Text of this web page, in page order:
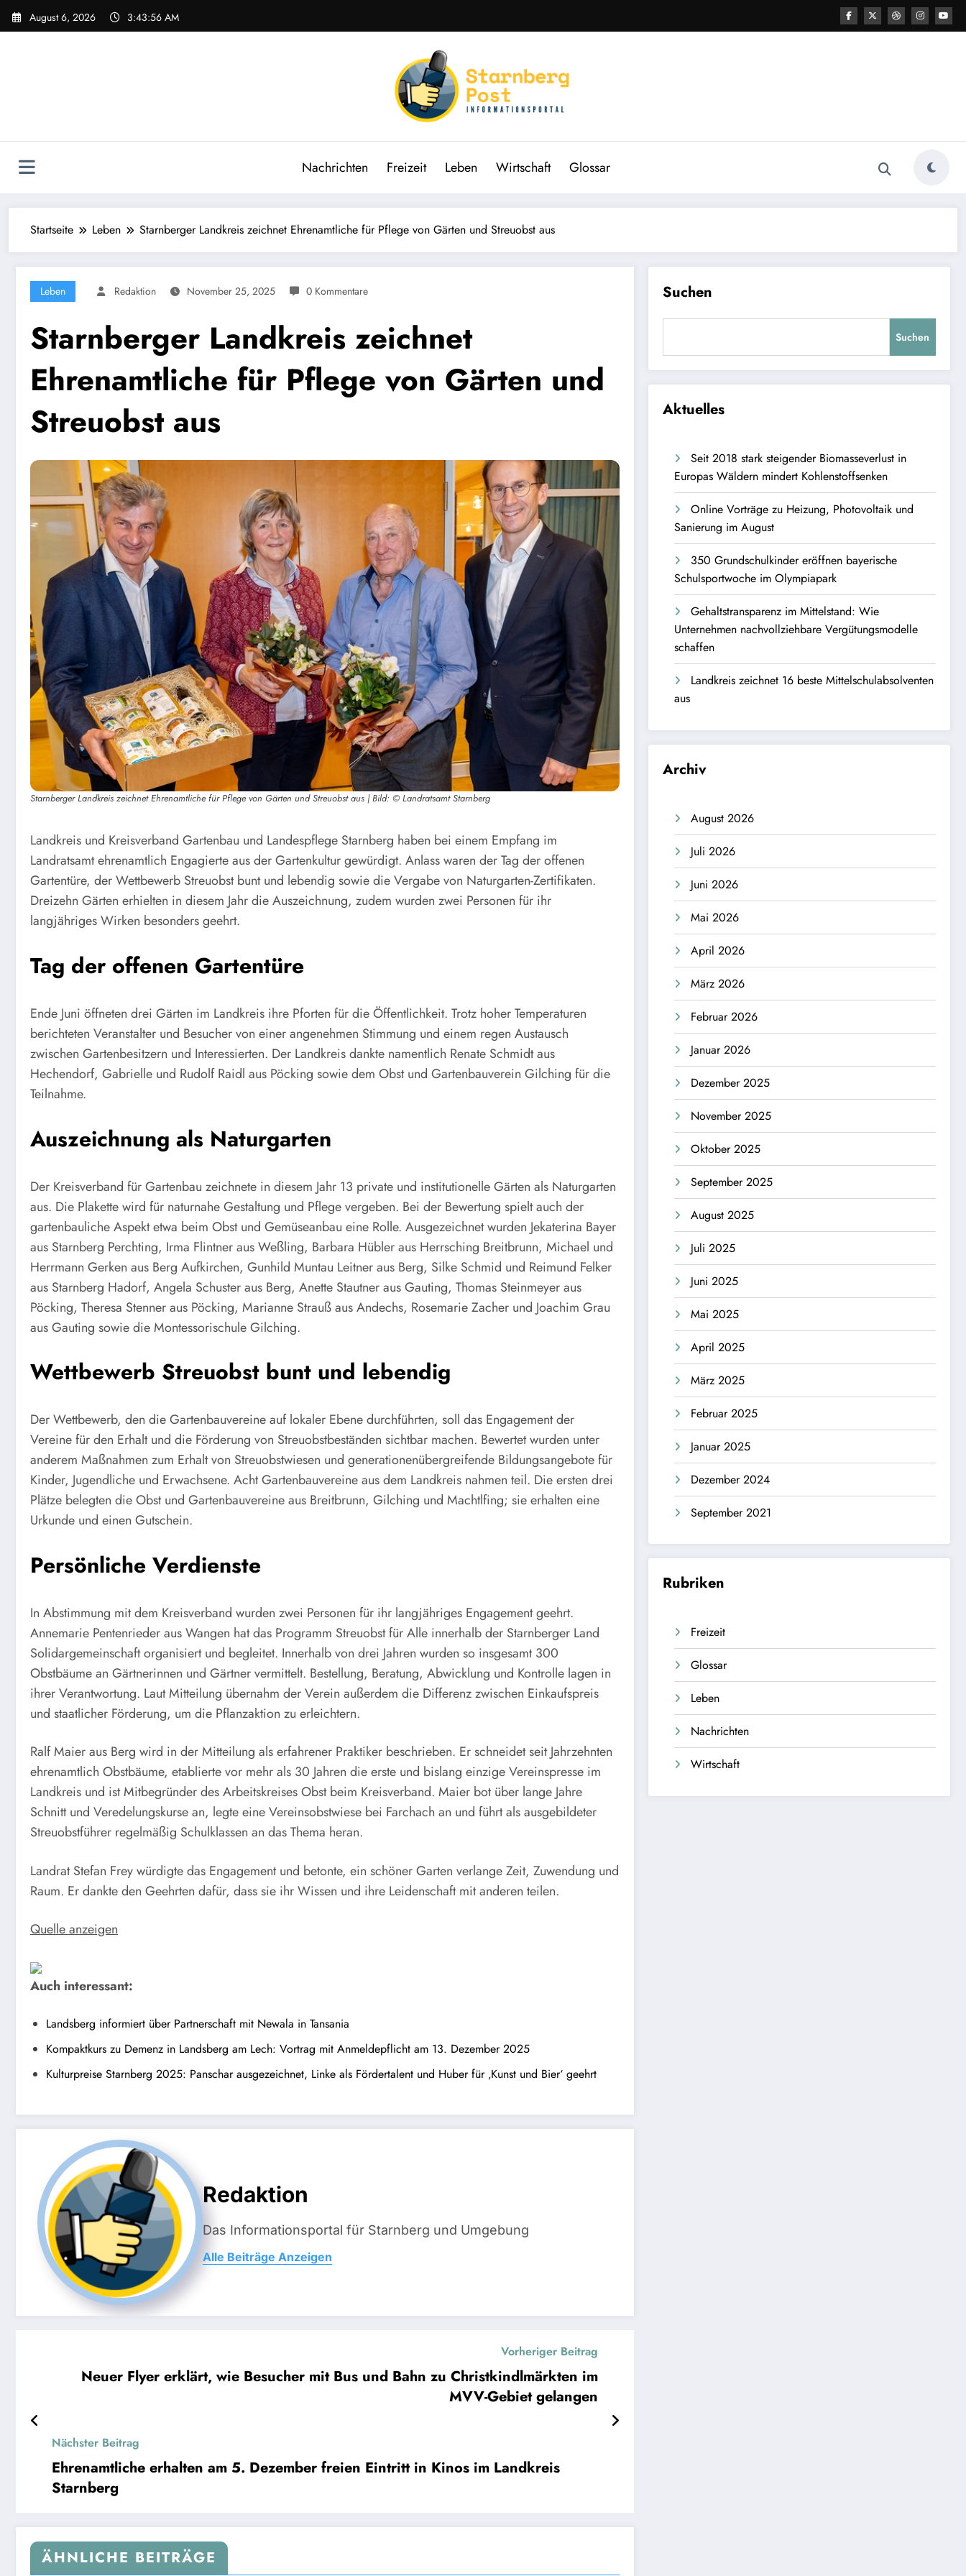
Zum
Inhalt
August 6, 2026 3:43:57 AM
Nachrichten Freizeit Leben Wirtschaft Glossar
Startseite Leben Starnberger Landkreis zeichnet Ehrenamtliche für Pflege von Gärten und Streuobst aus
Leben Redaktion November 25, 2025 0 Kommentare
Starnberger Landkreis zeichnet
Ehrenamtliche für Pflege von Gärten und
Streuobst aus
Starnberger Landkreis zeichnet Ehrenamtliche für Pflege von Gärten und Streuobst aus | Bild: © Landratsamt Starnberg
Landkreis und Kreisverband Gartenbau und Landespflege Starnberg haben bei einem Empfang im
Landratsamt ehrenamtlich Engagierte aus der Gartenkultur gewürdigt. Anlass waren der Tag der offenen
Gartentüre, der Wettbewerb Streuobst bunt und lebendig sowie die Vergabe von Naturgarten-Zertifikaten.
Dreizehn Gärten erhielten in diesem Jahr die Auszeichnung, zudem wurden zwei Personen für ihr
langjähriges Wirken besonders geehrt.
Tag der offenen Gartentüre
Ende Juni öffneten drei Gärten im Landkreis ihre Pforten für die Öffentlichkeit. Trotz hoher Temperaturen
berichteten Veranstalter und Besucher von einer angenehmen Stimmung und einem regen Austausch
zwischen Gartenbesitzern und Interessierten. Der Landkreis dankte namentlich Renate Schmidt aus
Hechendorf, Gabrielle und Rudolf Raidl aus Pöcking sowie dem Obst und Gartenbauverein Gilching für die
Teilnahme.
Auszeichnung als Naturgarten
Der Kreisverband für Gartenbau zeichnete in diesem Jahr 13 private und institutionelle Gärten als Naturgarten
aus. Die Plakette wird für naturnahe Gestaltung und Pflege vergeben. Bei der Bewertung spielt auch der
gartenbauliche Aspekt etwa beim Obst und Gemüseanbau eine Rolle. Ausgezeichnet wurden Jekaterina Bayer
aus Starnberg Perchting, Irma Flintner aus Weßling, Barbara Hübler aus Herrsching Breitbrunn, Michael und
Herrmann Gerken aus Berg Aufkirchen, Gunhild Muntau Leitner aus Berg, Silke Schmid und Reimund Felker
aus Starnberg Hadorf, Angela Schuster aus Berg, Anette Stautner aus Gauting, Thomas Steinmeyer aus
Pöcking, Theresa Stenner aus Pöcking, Marianne Strauß aus Andechs, Rosemarie Zacher und Joachim Grau
aus Gauting sowie die Montessorischule Gilching.
Wettbewerb Streuobst bunt und lebendig
Der Wettbewerb, den die Gartenbauvereine auf lokaler Ebene durchführten, soll das Engagement der
Vereine für den Erhalt und die Förderung von Streuobstbeständen sichtbar machen. Bewertet wurden unter
anderem Maßnahmen zum Erhalt von Streuobstwiesen und generationenübergreifende Bildungsangebote für
Kinder, Jugendliche und Erwachsene. Acht Gartenbauvereine aus dem Landkreis nahmen teil. Die ersten drei
Plätze belegten die Obst und Gartenbauvereine aus Breitbrunn, Gilching und Machtlfing; sie erhalten eine
Urkunde und einen Gutschein.
Persönliche Verdienste
In Abstimmung mit dem Kreisverband wurden zwei Personen für ihr langjähriges Engagement geehrt.
Annemarie Pentenrieder aus Wangen hat das Programm Streuobst für Alle innerhalb der Starnberger Land
Solidargemeinschaft organisiert und begleitet. Innerhalb von drei Jahren wurden so insgesamt 300
Obstbäume an Gärtnerinnen und Gärtner vermittelt. Bestellung, Beratung, Abwicklung und Kontrolle lagen in
ihrer Verantwortung. Laut Mitteilung übernahm der Verein außerdem die Differenz zwischen Einkaufspreis
und staatlicher Förderung, um die Pflanzaktion zu erleichtern.
Ralf Maier aus Berg wird in der Mitteilung als erfahrener Praktiker beschrieben. Er schneidet seit Jahrzehnten
ehrenamtlich Obstbäume, etablierte vor mehr als 30 Jahren die erste und bislang einzige Vereinspresse im
Landkreis und ist Mitbegründer des Arbeitskreises Obst beim Kreisverband. Maier bot über lange Jahre
Schnitt und Veredelungskurse an, legte eine Vereinsobstwiese bei Farchach an und führt als ausgebildeter
Streuobstführer regelmäßig Schulklassen an das Thema heran.
Landrat Stefan Frey würdigte das Engagement und betonte, ein schöner Garten verlange Zeit, Zuwendung und
Raum. Er dankte den Geehrten dafür, dass sie ihr Wissen und ihre Leidenschaft mit anderen teilen.
Quelle anzeigen
Auch interessant:
Landsberg informiert über Partnerschaft mit Newala in Tansania
Kompaktkurs zu Demenz in Landsberg am Lech: Vortrag mit Anmeldepflicht am 13. Dezember 2025
Kulturpreise Starnberg 2025: Panschar ausgezeichnet, Linke als Fördertalent und Huber für ‚Kunst und Bier‘ geehrt
Redaktion
Das Informationsportal für Starnberg und Umgebung
Alle Beiträge Anzeigen
Vorheriger Beitrag
Neuer Flyer erklärt, wie Besucher mit Bus und Bahn zu Christkindlmärkten im
MVV-Gebiet gelangen
Nächster Beitrag
Ehrenamtliche erhalten am 5. Dezember freien Eintritt in Kinos im Landkreis
Starnberg
ÄHNLICHE BEITRÄGE
Suchen
Suchen
Aktuelles
Seit 2018 stark steigender Biomasseverlust in
Europas Wäldern mindert Kohlenstoffsenken
Online Vorträge zu Heizung, Photovoltaik und
Sanierung im August
350 Grundschulkinder eröffnen bayerische
Schulsportwoche im Olympiapark
Gehaltstransparenz im Mittelstand: Wie
Unternehmen nachvollziehbare Vergütungsmodelle
schaffen
Landkreis zeichnet 16 beste Mittelschulabsolventen
aus
Archiv
August 2026
Juli 2026
Juni 2026
Mai 2026
April 2026
März 2026
Februar 2026
Januar 2026
Dezember 2025
November 2025
Oktober 2025
September 2025
August 2025
Juli 2025
Juni 2025
Mai 2025
April 2025
März 2025
Februar 2025
Januar 2025
Dezember 2024
September 2021
Rubriken
Freizeit
Glossar
Leben
Nachrichten
Wirtschaft